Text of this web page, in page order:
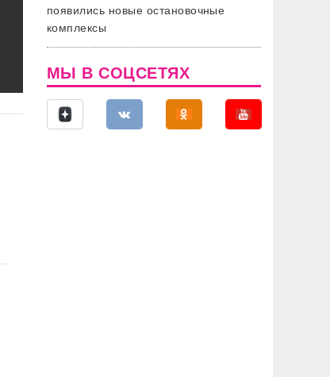
появились новые остановочные
комплексы
МЫ В СОЦСЕТЯХ